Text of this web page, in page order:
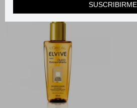
SUSCRIBIRME